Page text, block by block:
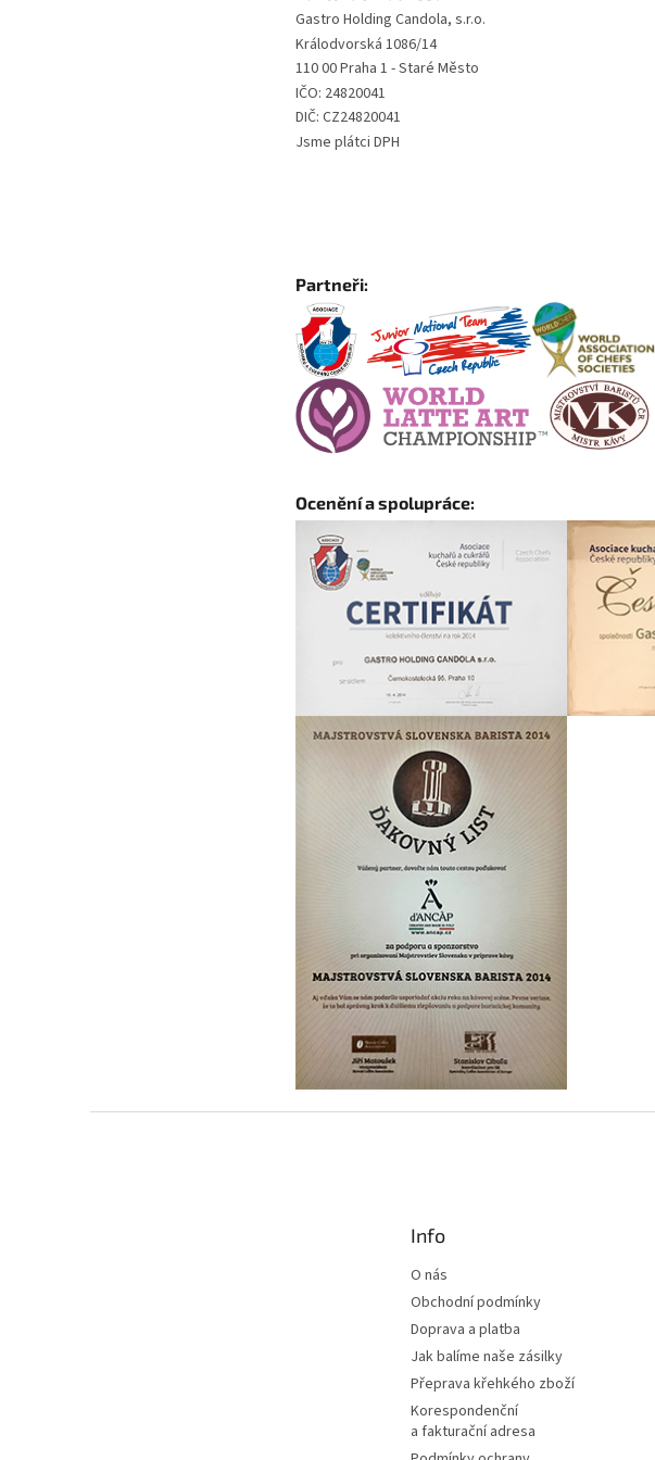
Gastro Holding Candola, s.r.o.
Králodvorská 1086/14
110 00 Praha 1 - Staré Město
IČO: 24820041
DIČ: CZ24820041
Jsme plátci DPH
Partneři:
Ocenění a spolupráce:
Info
O nás
Obchodní podmínky
Doprava a platba
Jak balíme naše zásilky
Přeprava křehkého zboží
Korespondenční
a fakturační adresa